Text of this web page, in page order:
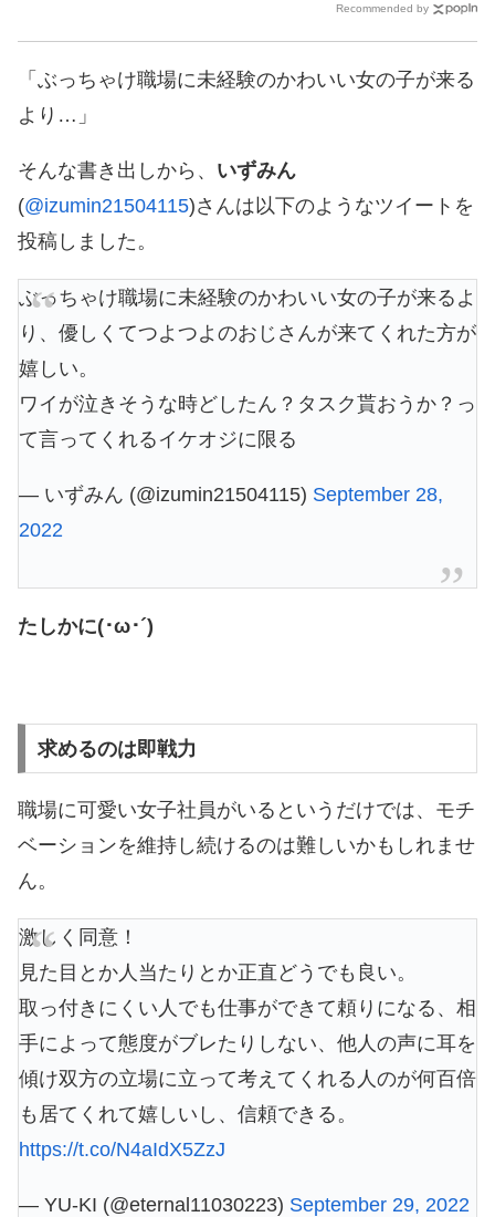
Recommended by
「ぶっちゃけ職場に未経験のかわいい女の子が来る
より…」
そんな書き出しから、 いずみん
(@izumin21504115)さんは以下のようなツイートを
投稿しました。
ぶっちゃけ職場に未経験のかわいい女の子が来るよ
り、優しくてつよつよのおじさんが来てくれた方が
嬉しい。
ワイが泣きそうな時どしたん？タスク貰おうか？っ
て言ってくれるイケオジに限る
— いずみん (@izumin21504115) September 28,
2022
たしかに(･ω･´)
求めるのは即戦力
職場に可愛い女子社員がいるというだけでは、モチ
ベーションを維持し続けるのは難しいかもしれませ
ん。
激しく同意！
見た目とか人当たりとか正直どうでも良い。
取っ付きにくい人でも仕事ができて頼りになる、相
手によって態度がブレたりしない、他人の声に耳を
傾け双方の立場に立って考えてくれる人のが何百倍
も居てくれて嬉しいし、信頼できる。
https://t.co/N4aIdX5ZzJ
— YU-KI (@eternal11030223) September 29, 2022